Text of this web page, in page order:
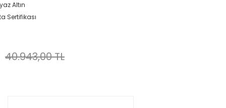
Altın
Sertifikası
40.943,00 TL